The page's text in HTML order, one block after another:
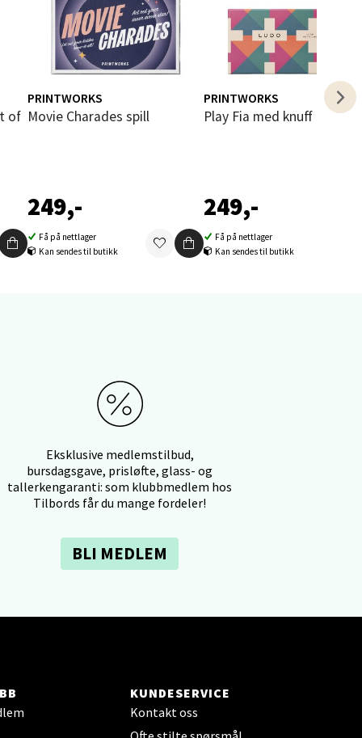
PRINTWORKS
Movie Charades spill
249,-
Få på nettlager
Kan sendes til butikk
PRINTWORKS
Play Fia med knuff ludo
249,-
Få på nettlager
Kan sendes til butikk
Eksklusive medlemstilbud,
bursdagsgave, prisløfte, glass- og
tallerkengaranti: som klubbmedlem hos
Tilbords får du mange fordeler!
BLI MEDLEM
KUNDESERVICE
Kontakt oss